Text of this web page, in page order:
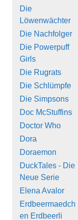
Die
Löwenwächter
Die Nachfolger
Die Powerpuff
Girls
Die Rugrats
Die Schlümpfe
Die Simpsons
Doc McStuffins
Doctor Who
Dora
Doraemon
DuckTales - Die
Neue Serie
Elena Avalor
Erdbeermaedch
en Erdbeerli